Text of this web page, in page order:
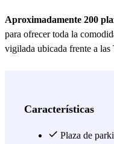
Aproximadamente 200
para ofrecer toda la
vigilada ubicada frente a las
puedes acumular4 puntos
descuento del 10% en los
Características
Plaza de